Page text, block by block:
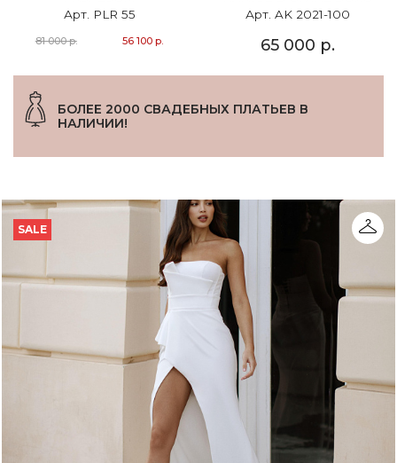
Арт. PLR 55
81 000 р. 56 100 р.
Арт. AK 2021-100
65 000 р.
БОЛЕЕ 2000 СВАДЕБНЫХ ПЛАТЬЕВ В
НАЛИЧИИ!
SALE